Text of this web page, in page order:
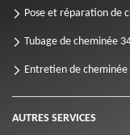
Pose et réparation de
Tubage de cheminée
Entretien de cheminée
AUTRES SERVICES